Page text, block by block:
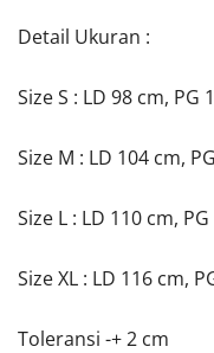
Detail Ukuran :
Size S : LD 98 cm, PG
Size M : LD 104 cm,
Size L : LD 110 cm,
Size XL : LD 116 cm,
Toleransi -+ 2 cm